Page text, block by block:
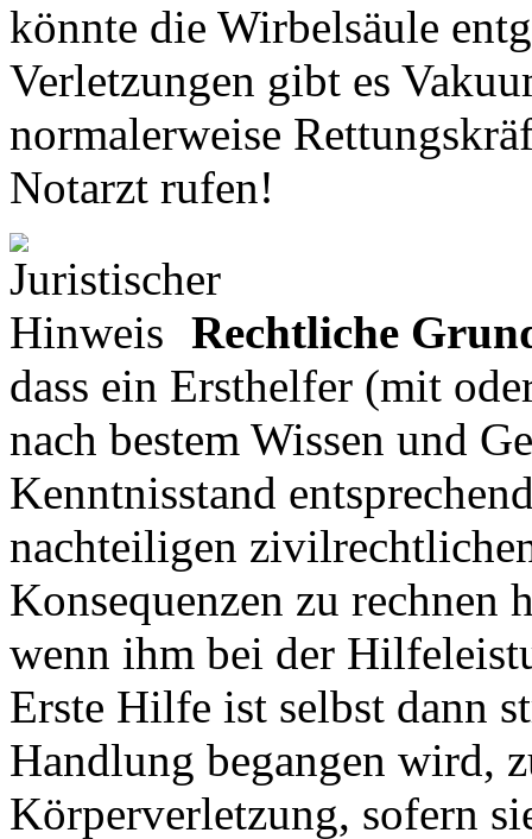
könnte die Wirbelsäule
Verletzungen gibt es
normalerweise
Notarzt rufen!
Rechtliche
dass ein Ersthelfer (mit
nach bestem Wissen und
Kenntnisstand
nachteiligen
Konsequenzen zu rechnen
wenn ihm bei der
Erste Hilfe ist selbst dann
Handlung begangen wird,
Körperverletzung, sofern